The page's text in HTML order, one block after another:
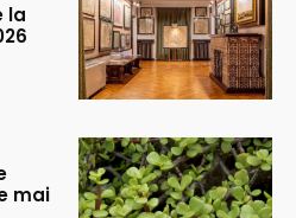
la
mai